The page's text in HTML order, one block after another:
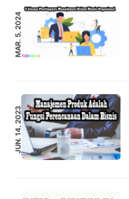
MAR. 5, 2024
JUN. 14, 2023